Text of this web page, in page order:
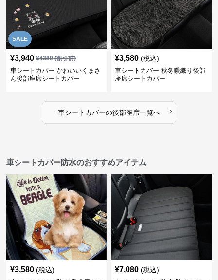
SALE
¥3,940 ¥4380(割引前)
車シートカバー かわいいくまさ
ん後部座席シートカバー
¥3,580 (税込)
車シートカバー 秋冬暖織り後部
座席シートカバー
車シートカバーの後部座席一覧へ ›
車シートカバー防水のおすすめアイテム
¥3,580 (税込) ¥7,080 (税込)